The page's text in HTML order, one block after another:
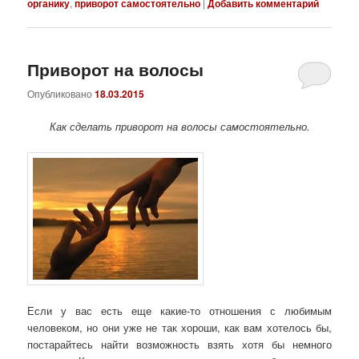
органику приворот самостоятельно Добавить комментарий
Приворот на волосы
Опубликовано18.03.2015
Как сделать приворот на волосы самостоятельно.
Если у вас есть еще какие-то отношения с любимым
человеком, но они уже не так хороши, как вам хотелось бы,
постарайтесь найти возможность взять хотя бы немного